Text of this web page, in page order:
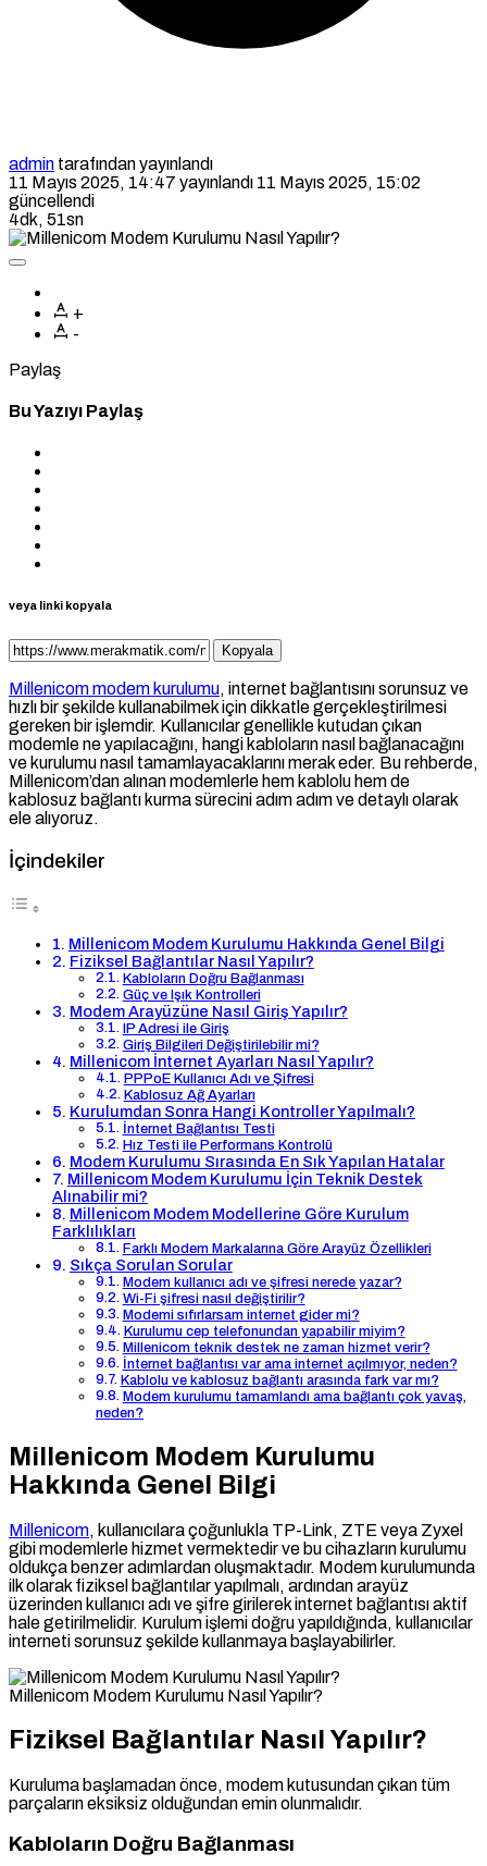
admin tarafından yayınlandı
11 Mayıs 2025, 14:47 yayınlandı 11 Mayıs 2025, 15:02
güncellendi
4dk, 51sn
+
-
Paylaş
Bu Yazıyı Paylaş
veya linki kopyala
Kopyala
Millenicom modem kurulumu, internet bağlantısını sorunsuz ve
hızlı bir şekilde kullanabilmek için dikkatle gerçekleştirilmesi
gereken bir işlemdir. Kullanıcılar genellikle kutudan çıkan
modemle ne yapılacağını, hangi kabloların nasıl bağlanacağını
ve kurulumu nasıl tamamlayacaklarını merak eder. Bu rehberde,
Millenicom’dan alınan modemlerle hem kablolu hem de
kablosuz bağlantı kurma sürecini adım adım ve detaylı olarak
ele alıyoruz.
İçindekiler
Millenicom Modem Kurulumu Hakkında Genel Bilgi
Fiziksel Bağlantılar Nasıl Yapılır?
Kabloların Doğru Bağlanması
Güç ve Işık Kontrolleri
Modem Arayüzüne Nasıl Giriş Yapılır?
IP Adresi ile Giriş
Giriş Bilgileri Değiştirilebilir mi?
Millenicom İnternet Ayarları Nasıl Yapılır?
PPPoE Kullanıcı Adı ve Şifresi
Kablosuz Ağ Ayarları
Kurulumdan Sonra Hangi Kontroller Yapılmalı?
İnternet Bağlantısı Testi
Hız Testi ile Performans Kontrolü
Modem Kurulumu Sırasında En Sık Yapılan Hatalar
Millenicom Modem Kurulumu İçin Teknik Destek
Alınabilir mi?
Millenicom Modem Modellerine Göre Kurulum
Farklılıkları
Farklı Modem Markalarına Göre Arayüz Özellikleri
Sıkça Sorulan Sorular
Modem kullanıcı adı ve şifresi nerede yazar?
Wi-Fi şifresi nasıl değiştirilir?
Modemi sıfırlarsam internet gider mi?
Kurulumu cep telefonundan yapabilir miyim?
Millenicom teknik destek ne zaman hizmet verir?
İnternet bağlantısı var ama internet açılmıyor, neden?
Kablolu ve kablosuz bağlantı arasında fark var mı?
Modem kurulumu tamamlandı ama bağlantı çok yavaş,
neden?
Millenicom Modem Kurulumu
Hakkında Genel Bilgi
Millenicom, kullanıcılara çoğunlukla TP-Link, ZTE veya Zyxel
gibi modemlerle hizmet vermektedir ve bu cihazların kurulumu
oldukça benzer adımlardan oluşmaktadır. Modem kurulumunda
ilk olarak fiziksel bağlantılar yapılmalı, ardından arayüz
üzerinden kullanıcı adı ve şifre girilerek internet bağlantısı aktif
hale getirilmelidir. Kurulum işlemi doğru yapıldığında, kullanıcılar
interneti sorunsuz şekilde kullanmaya başlayabilirler.
Millenicom Modem Kurulumu Nasıl Yapılır?
Fiziksel Bağlantılar Nasıl Yapılır?
Kuruluma başlamadan önce, modem kutusundan çıkan tüm
parçaların eksiksiz olduğundan emin olunmalıdır.
Kabloların Doğru Bağlanması